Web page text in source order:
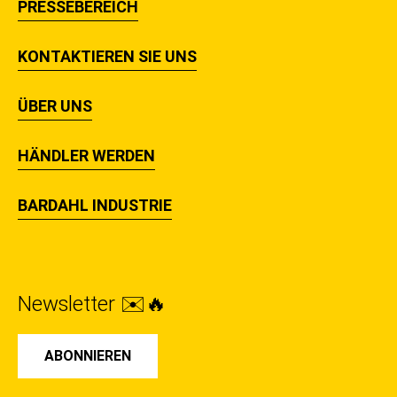
PRESSEBEREICH
KONTAKTIEREN SIE UNS
ÜBER UNS
HÄNDLER WERDEN
BARDAHL INDUSTRIE
Newsletter ✉️🔥
ABONNIEREN